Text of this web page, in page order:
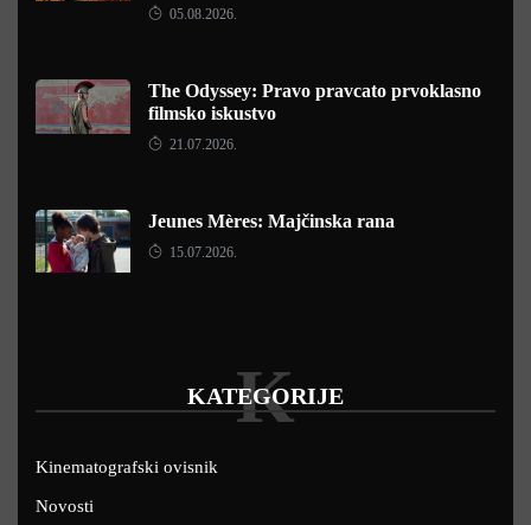
05.08.2026.
The Odyssey: Pravo pravcato prvoklasno
filmsko iskustvo
21.07.2026.
Jeunes Mères: Majčinska rana
15.07.2026.
KATEGORIJE
K
Kinematografski ovisnik
Novosti